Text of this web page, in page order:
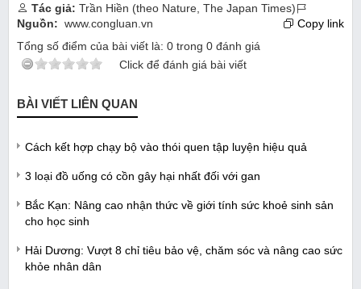
Tác giả:
Nguồn: www.congluan.vn
Copy link
Tổng số điểm của bài viết là: 0 trong 0 đánh giá
Click để đánh giá bài viết
BÀI VIẾT LIÊN QUAN
Cách kết hợp chạy bộ vào thói quen tập luyện hiệu quả
3 loại đồ uống có cồn gây hại nhất đối với gan
Bắc Kạn: Nâng cao nhận thức về giới tính sức khoẻ sinh sản
cho học sinh
Hải Dương: Vượt 8 chỉ tiêu bảo vệ, chăm sóc và nâng cao sức
khỏe nhân dân